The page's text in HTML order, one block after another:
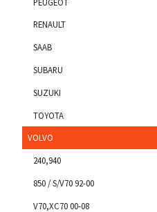
RENAULT
SAAB
SUBARU
SUZUKI
TOYOTA
VOLVO
240,940
850 / S/V70 92-00
V70,XC70 00-08